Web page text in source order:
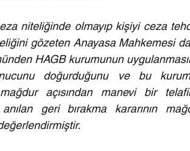
niteliğinde olmayıp kişiyi ceza
gözeten Anayasa Mahkemesi
HAGB kurumunun
doğurduğunu ve bu
açısından manevi bir
geri bırakma kararının